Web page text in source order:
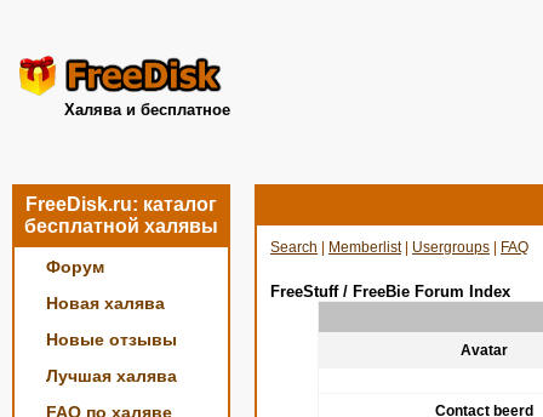
Халява и бесплатное
FreeDisk.ru: каталог
бесплатной халявы
Форум
Новая халява
Новые отзывы
Лучшая халява
FAQ по халяве
Search Memberlist| Usergroups FAQ
FreeStuff / FreeBie Forum Index
Avatar
Contact beerd